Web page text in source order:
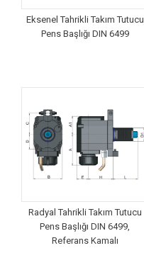
Eksenel Tahrikli Takım Tutucu
Pens Başlığı DIN 6499
Radyal Tahrikli Takım Tutucu
Pens Başlığı DIN 6499,
Referans Kamalı